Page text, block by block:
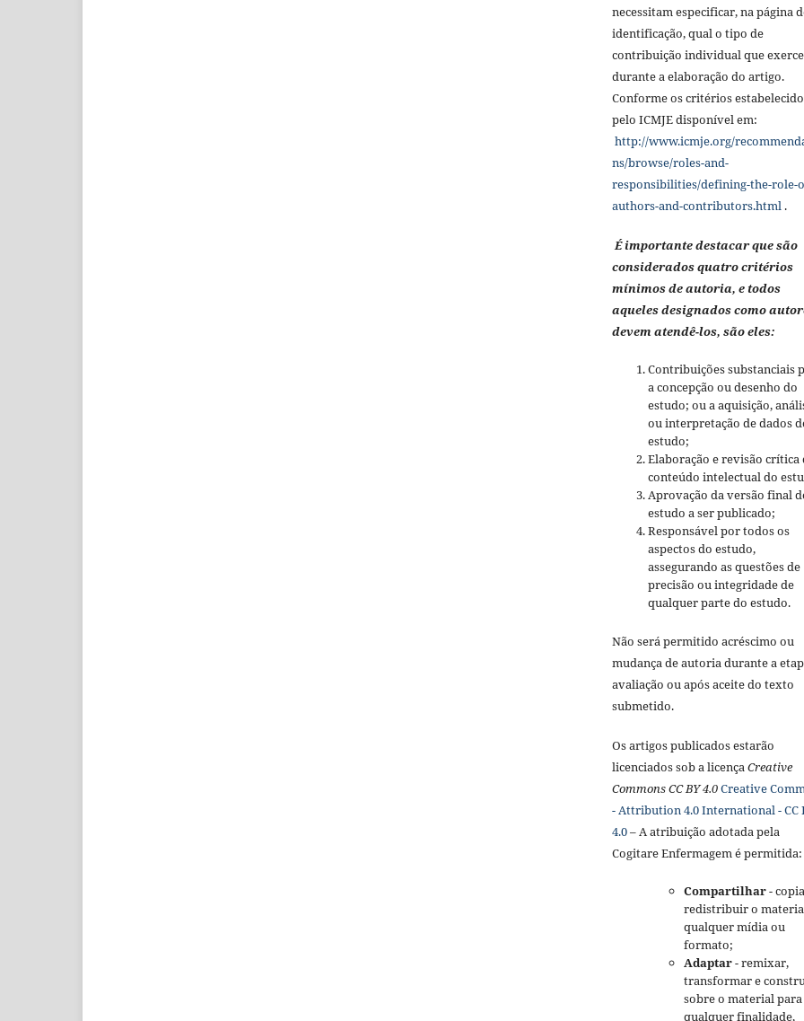
necessitam especificar, na página
identificação, qual o tipo de
contribuição individual que
durante a elaboração do artigo.
Conforme os critérios
pelo ICMJE disponível em:
http://www.icmje.org/
ns/browse/roles-and-
responsibilities/defining-the-role-
authors-and-contributors.html .
É importante destacar que são
considerados quatro critérios
mínimos de autoria, e todos
aqueles designados como
devem atendê-los, são eles:
Contribuições substanciais
a concepção ou desenho do
estudo; ou a aquisição,
ou interpretação de dados
estudo;
Elaboração e revisão crítica
conteúdo intelectual do
Aprovação da versão final
estudo a ser publicado;
Responsável por todos os
aspectos do estudo,
assegurando as questões de
precisão ou integridade de
qualquer parte do estudo.
Não será permitido acréscimo ou
mudança de autoria durante a
avaliação ou após aceite do texto
submetido.
Os artigos publicados estarão
licenciados sob a licença Creative
Commons CC BY 4.0Creative
- Attribution 4.0 International - CC
4.0– A atribuição adotada pela
Cogitare Enfermagem é permitida:
Compartilhar-
redistribuir o
qualquer mídia ou
formato;
Adaptar- remixar,
transformar e
sobre o material para
qualquer finalidade,